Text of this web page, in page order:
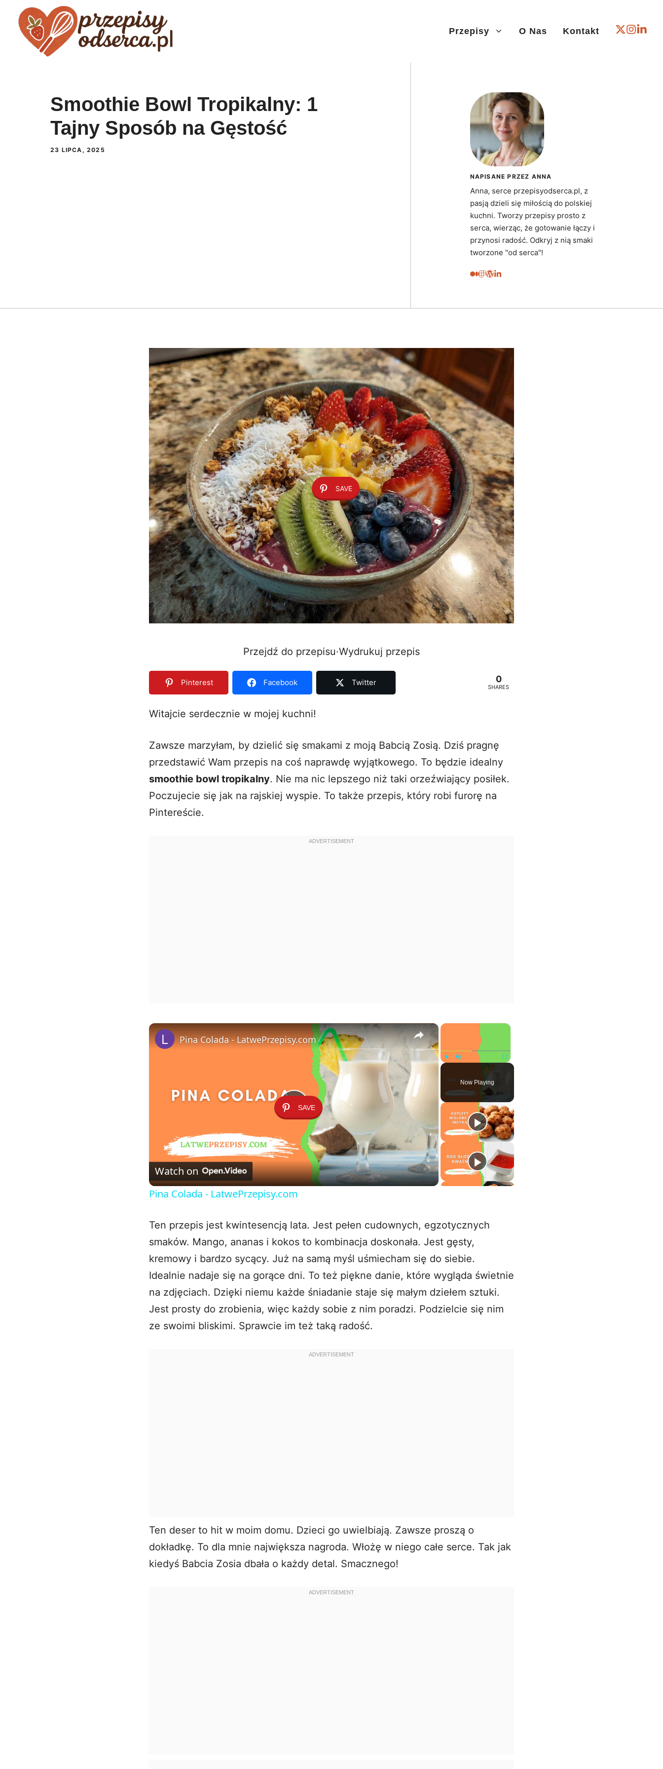
Przejdź
Przepisy O Nas Kontakt
Smoothie Bowl Tropikalny: 1
Tajny Sposób na Gęstość
23 LIPCA, 2025
NAPISANE PRZEZ ANNA
Anna, serce przepisyodserca.pl, z
pasją dzieli się miłością do polskiej
kuchni. Tworzy przepisy prosto z
serca, wierząc, że gotowanie łączy i
przynosi radość. Odkryj z nią smaki
tworzone "od serca"!
SAVE
Przejdź do przepisu·Wydrukuj przepis
Pinterest Facebook Twitter 0
SHARES
Witajcie serdecznie w mojej kuchni!
Zawsze marzyłam, by dzielić się smakami z moją Babcią Zosią. Dziś pragnę
przedstawić Wam przepis na coś naprawdę wyjątkowego. To będzie idealny
smoothie bowl tropikalny. Nie ma nic lepszego niż taki orzeźwiający posiłek.
Poczujecie się jak na rajskiej wyspie. To także przepis, który robi furorę na
Pintereście.
×
Fullscreen
Now Playing
×
SAVE
P
l
a
V
i
d
e
Pina Colada - LatwePrzepisy.com
Watch on
Pina Colada - LatwePrzepisy.com
Ten przepis jest kwintesencją lata. Jest pełen cudownych, egzotycznych
smaków. Mango, ananas i kokos to kombinacja doskonała. Jest gęsty,
kremowy i bardzo sycący. Już na samą myśl uśmiecham się do siebie.
Idealnie nadaje się na gorące dni. To też piękne danie, które wygląda świetnie
na zdjęciach. Dzięki niemu każde śniadanie staje się małym dziełem sztuki.
Jest prosty do zrobienia, więc każdy sobie z nim poradzi. Podzielcie się nim
ze swoimi bliskimi. Sprawcie im też taką radość.
Ten deser to hit w moim domu. Dzieci go uwielbiają. Zawsze proszą o
dokładkę. To dla mnie największa nagroda. Włożę w niego całe serce. Tak jak
kiedyś Babcia Zosia dbała o każdy detal. Smacznego!